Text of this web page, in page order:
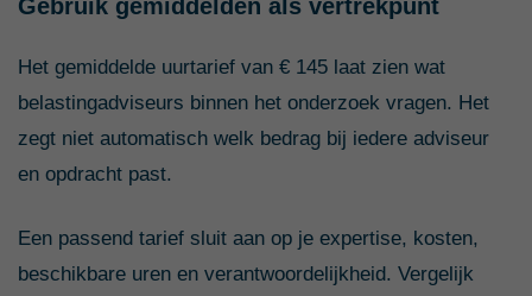
Gebruik gemiddelden als vertrekpunt
Het gemiddelde uurtarief van € 145 laat zien wat
belastingadviseurs binnen het onderzoek vragen. Het
zegt niet automatisch welk bedrag bij iedere adviseur
en opdracht past.
Een passend tarief sluit aan op je expertise, kosten,
beschikbare uren en verantwoordelijkheid. Vergelijk